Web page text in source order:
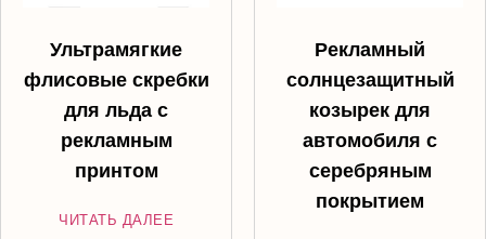
Ультрамягкие
флисовые скребки
для льда с
рекламным
принтом
ЧИТАТЬ ДАЛЕЕ
Рекламный
солнцезащитный
козырек для
автомобиля с
серебряным
покрытием